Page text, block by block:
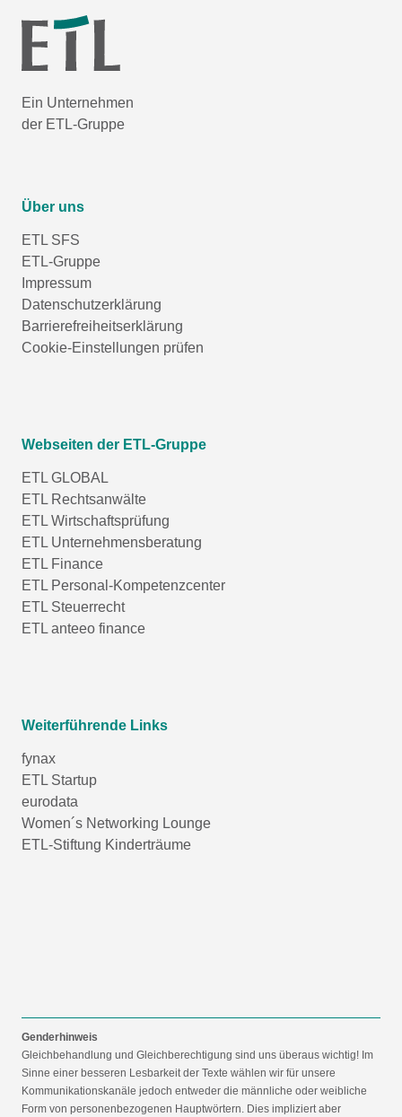
Ein Unternehmen
der ETL-Gruppe
Über uns
ETL SFS
ETL-Gruppe
Impressum
Datenschutzerklärung
Barrierefreiheitserklärung
Cookie-Einstellungen prüfen
Webseiten der ETL-Gruppe
ETL GLOBAL
ETL Rechtsanwälte
ETL Wirtschaftsprüfung
ETL Unternehmensberatung
ETL Finance
ETL Personal-Kompetenzcenter
ETL Steuerrecht
ETL anteeo finance
Weiterführende Links
fynax
ETL Startup
eurodata
Women´s Networking Lounge
ETL-Stiftung Kinderträume
Genderhinweis
Gleichbehandlung und Gleichberechtigung sind uns überaus wichtig! Im
Sinne einer besseren Lesbarkeit der Texte wählen wir für unsere
Kommunikationskanäle jedoch entweder die männliche oder weibliche
Form von personenbezogenen Hauptwörtern. Dies impliziert aber